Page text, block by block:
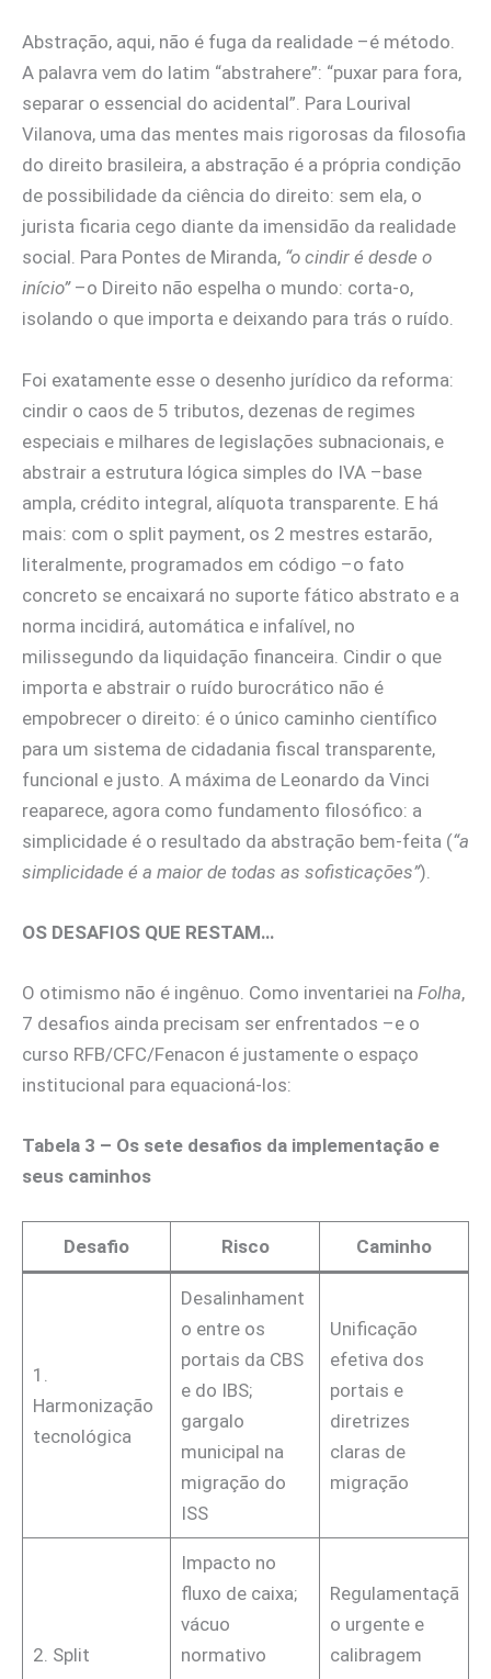
Abstração, aqui, não é fuga da realidade –é método.
A palavra vem do latim “abstrahere”: “puxar para fora,
separar o essencial do acidental”. Para Lourival
Vilanova, uma das mentes mais rigorosas da filosofia
do direito brasileira, a abstração é a própria condição
de possibilidade da ciência do direito: sem ela, o
jurista ficaria cego diante da imensidão da realidade
social. Para Pontes de Miranda, “o cindir é desde o
início”–o Direito não espelha o mundo: corta-o,
isolando o que importa e deixando para trás o ruído.
Foi exatamente esse o desenho jurídico da reforma:
cindir o caos de 5 tributos, dezenas de regimes
especiais e milhares de legislações subnacionais, e
abstrair a estrutura lógica simples do IVA –base
ampla, crédito integral, alíquota transparente. E há
mais: com o split payment, os 2 mestres estarão,
literalmente, programados em código –o fato
concreto se encaixará no suporte fático abstrato e a
norma incidirá, automática e infalível, no
milissegundo da liquidação financeira. Cindir o que
importa e abstrair o ruído burocrático não é
empobrecer o direito: é o único caminho científico
para um sistema de cidadania fiscal transparente,
funcional e justo. A máxima de Leonardo da Vinci
reaparece, agora como fundamento filosófico: a
simplicidade é o resultado da abstração bem-feita (“a
simplicidade é a maior de todas as sofisticações”).
OS DESAFIOS QUE RESTAM…
O otimismo não é ingênuo. Como inventariei na Folha,
7 desafios ainda precisam ser enfrentados –e o
curso RFB/CFC/Fenacon é justamente o espaço
institucional para equacioná-los:
Tabela 3 – Os sete desafios da implementação e
seus caminhos
Desafio Risco Caminho
1.
Harmonização
tecnológica
Desalinhament
o entre os
portais da CBS
e do IBS;
gargalo
municipal na
migração do
ISS
Unificação
efetiva dos
portais e
diretrizes
claras de
migração
2. Split
Impacto no
fluxo de caixa;
vácuo
normativo
Regulamentaçã
o urgente e
calibragem